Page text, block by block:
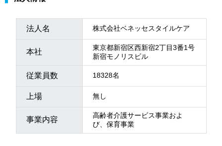
法人名 株式会社ベネッセスタイルケア
本社
東京都新宿区西新宿2丁目3番1号
新宿モノリスビル
従業員数 18328名
上場 無し
事業内容
高齢者介護サービス事業およ
び、保育事業